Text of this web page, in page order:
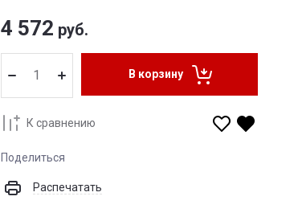
4 572 руб.
В корзину
К сравнению
Поделиться
Распечатать